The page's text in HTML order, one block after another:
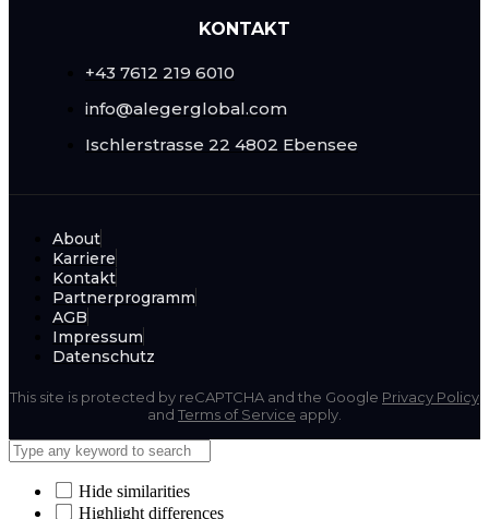
KONTAKT
+43 7612 219 6010
info@alegerglobal.com
Ischlerstrasse 22 4802 Ebensee
About
Karriere
Kontakt
Partnerprogramm
AGB
Impressum
Datenschutz
This site is protected by reCAPTCHA and the Google Privacy Policy
and Terms of Service apply.
Hide similarities
Highlight differences